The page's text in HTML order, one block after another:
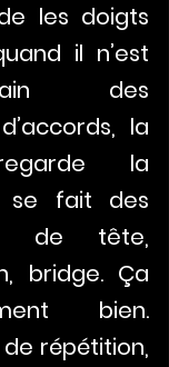
les doigts
il n’est
des
la
la
se fait des
de tête,
bridge. Ça
bien.
répétition,